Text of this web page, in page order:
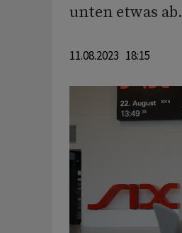
unten etwas ab.
11.08.2023 18:15